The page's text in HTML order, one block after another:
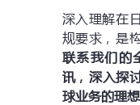
深入理解在
规要求，是
联系我们的
讯， 深入探
球业务的理想